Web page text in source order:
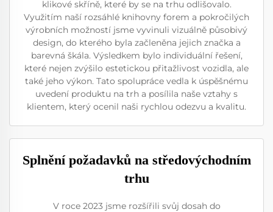
klikové skříně, které by se na trhu odlišovalo.
Využitím naší rozsáhlé knihovny forem a pokročilých
výrobních možností jsme vyvinuli vizuálně působivý
design, do kterého byla začleněna jejich značka a
barevná škála. Výsledkem bylo individuální řešení,
které nejen zvýšilo estetickou přitažlivost vozidla, ale
také jeho výkon. Tato spolupráce vedla k úspěšnému
uvedení produktu na trh a posílila naše vztahy s
klientem, který ocenil naši rychlou odezvu a kvalitu.
Splnění požadavků na středovýchodním
trhu
V roce 2023 jsme rozšířili svůj dosah do